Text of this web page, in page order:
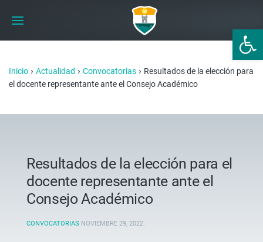
Abrir
Inicio › Actualidad › Convocatorias › Resultados de la elección para
el docente representante ante el Consejo Académico
Resultados de la elección para el
docente representante ante el
Consejo Académico
CONVOCATORIAS NOVIEMBRE 29, 2022.